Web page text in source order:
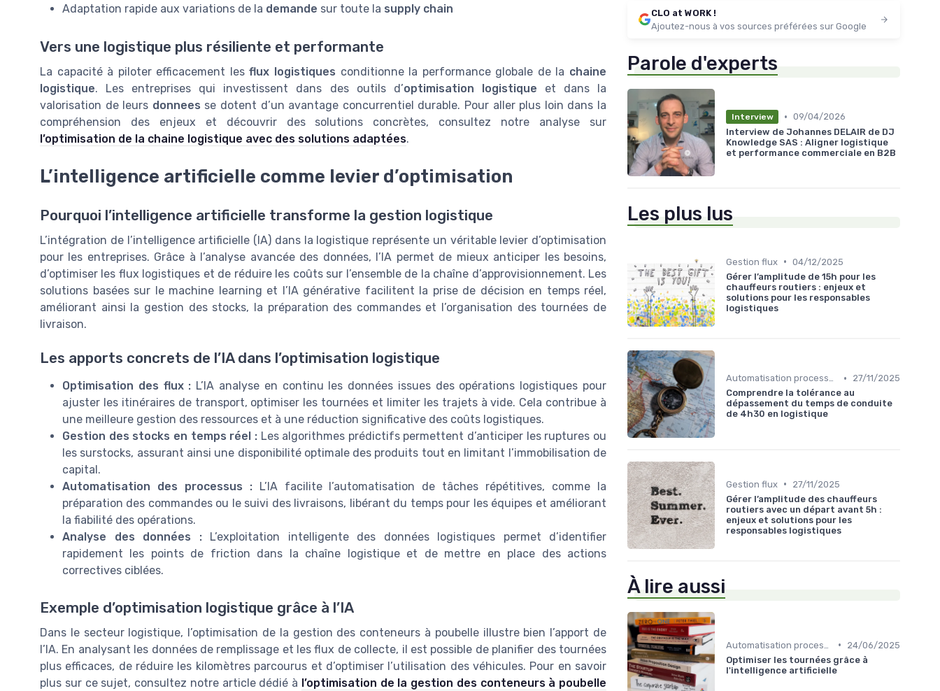
Adaptation rapide aux variations de la demande sur toute la supply chain
Vers une logistique plus résiliente et performante
La capacité à piloter efficacement lesflux logistiques conditionne la performance globale de la chaine
logistique. Les entreprises qui investissent dans des outils d’optimisation logistique et dans la
valorisation de leurs donnees se dotent d’un avantage concurrentiel durable. Pour aller plus loin dans la
compréhension des enjeux et découvrir des solutions concrètes, consultez notre analyse sur
l’optimisation de la chaine logistique avec des solutions adaptées.
L’intelligence artificielle comme levier d’optimisation
Pourquoi l’intelligence artificielle transforme la gestion logistique
L’intégration de l’intelligence artificielle (IA) dans la logistique représente un véritable levier d’optimisation
pour les entreprises. Grâce à l’analyse avancée des données, l’IA permet de mieux anticiper les besoins,
d’optimiser les flux logistiques et de réduire les coûts sur l’ensemble de la chaîne d’approvisionnement. Les
solutions basées sur le machine learning et l’IA générative facilitent la prise de décision en temps réel,
améliorant ainsi la gestion des stocks, la préparation des commandes et l’organisation des tournées de
livraison.
Les apports concrets de l’IA dans l’optimisation logistique
Optimisation des flux : L’IA analyse en continu les données issues des opérations logistiques pour
ajuster les itinéraires de transport, optimiser les tournées et limiter les trajets à vide. Cela contribue à
une meilleure gestion des ressources et à une réduction significative des coûts logistiques.
Gestion des stocks en temps réel :Les algorithmes prédictifs permettent d’anticiper les ruptures ou
les surstocks, assurant ainsi une disponibilité optimale des produits tout en limitant l’immobilisation de
capital.
Automatisation des processus :L’IA facilite l’automatisation de tâches répétitives, comme la
préparation des commandes ou le suivi des livraisons, libérant du temps pour les équipes et améliorant
la fiabilité des opérations.
Analyse des données :L’exploitation intelligente des données logistiques permet d’identifier
rapidement les points de friction dans la chaîne logistique et de mettre en place des actions
correctives ciblées.
Exemple d’optimisation logistique grâce à l’IA
Dans le secteur logistique, l’optimisation de la gestion des conteneurs à poubelle illustre bien l’apport de
l’IA. En analysant les données de remplissage et les flux de collecte, il est possible de planifier des tournées
plus efficaces, de réduire les kilomètres parcourus et d’optimiser l’utilisation des véhicules. Pour en savoir
plus sur ce sujet, consultez notre article dédié à l’optimisation de la gestion des conteneurs à poubelle
CLO at WORK !
Ajoutez-nous à vos sources préférées sur Google
Parole d'experts
Interview • 09/04/2026
Interview de Johannes DELAIR de DJ
Knowledge SAS : Aligner logistique
et performance commerciale en B2B
Les plus lus
Gestion flux • 04/12/2025
Gérer l’amplitude de 15h pour les
chauffeurs routiers : enjeux et
solutions pour les responsables
logistiques
Automatisation processus •
27/11/2025
Comprendre la tolérance au
dépassement du temps de conduite
de 4h30 en logistique
Gestion flux •
27/11/2025
Gérer l’amplitude des chauffeurs
routiers avec un départ avant 5h :
enjeux et solutions pour les
responsables logistiques
À lire aussi
•
24/06/2025
Optimiser les tournées grâce à
l'intelligence artificielle